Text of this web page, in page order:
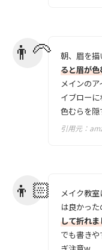
朝、眉を
ると眉が
メインの
イブロー
色むらを隠
引用元：
メイク教
は良かった
して折れ
でも書き